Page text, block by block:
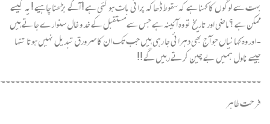
بہت سے لوگوں کا کہنا ہے کہ سقوط ڈھاکہ پرانی بات ہو گئی ہے ! آگے بڑھنا چاہیے !یہ کیسے
ممکن ہے ؟ ماضی اور تاریخ تو وہ آئینہ ہے جس سے مستقبل کے خد و خال سنوارے جاتے ہیں
۔اور وہ کہانیاں جو آج بھی دہرائی جا رہی ہیں جب تک ان کا سرورق تبدیل نہیں ہوتا تنہا
جیسے ناول ہمیں بے چین کرتے رہیں گے !!
فر حت طاہر